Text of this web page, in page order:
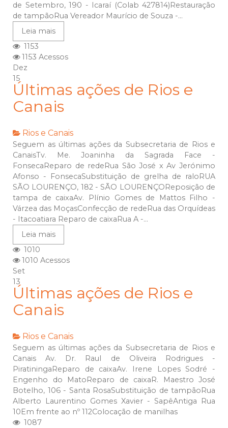
de Setembro, 190 - Icaraí (Colab 427814)Restauração
de tampãoRua Vereador Maurício de Souza -...
Leia mais
1153
1153 Acessos
Dez
15
Últimas ações de Rios e
Canais
Rios e Canais
Seguem as últimas ações da Subsecretaria de Rios e
CanaisTv. Me. Joaninha da Sagrada Face -
FonsecaReparo de redeRua São José x Av Jerónimo
Afonso - FonsecaSubstituição de grelha de raloRUA
SÃO LOURENÇO, 182 - SÃO LOURENÇOReposição de
tampa de caixaAv. Plínio Gomes de Mattos Filho -
Várzea das MoçasConfecção de redeRua das Orquídeas
- Itacoatiara Reparo de caixaRua A -...
Leia mais
1010
1010 Acessos
Set
13
Últimas ações de Rios e
Canais
Rios e Canais
Seguem as últimas ações da Subsecretaria de Rios e
Canais Av. Dr. Raul de Oliveira Rodrigues -
PiratiningaReparo de caixaAv. Irene Lopes Sodré -
Engenho do MatoReparo de caixaR. Maestro José
Botelho, 106 - Santa RosaSubstituição de tampãoRua
Alberto Laurentino Gomes Xavier - SapêAntiga Rua
10Em frente ao nº 112Colocação de manilhas
1087